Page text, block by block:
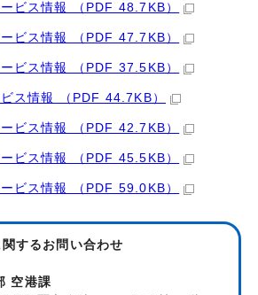
ビス情報 （PDF 48.7KB）
ビス情報 （PDF 47.7KB）
ビス情報 （PDF 37.5KB）
ス情報 （PDF 44.7KB）
ビス情報 （PDF 42.7KB）
ビス情報 （PDF 45.5KB）
ビス情報 （PDF 59.0KB）
する お問い合わせ
空港課